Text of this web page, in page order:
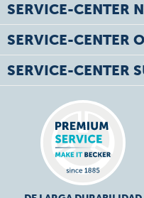
SERVICE-CENTER
SERVICE-CENTER
SERVICE-CENTER